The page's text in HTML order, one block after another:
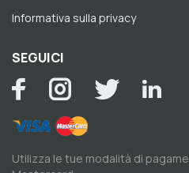
Informativa sulla privacy
SEGUICI
Utilizza le tue modalità di